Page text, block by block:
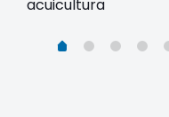
acuicultura